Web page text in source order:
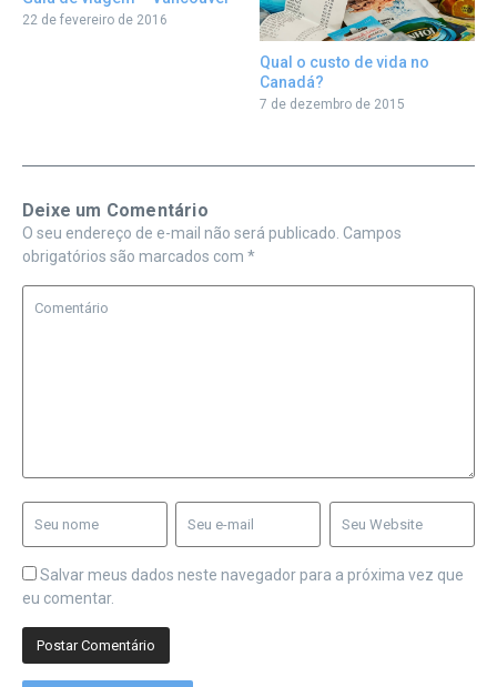
22 de fevereiro de 2016
Qual o custo de vida no
Canadá?
7 de dezembro de 2015
Deixe um Comentário
O seu endereço de e-mail não será publicado. Campos
obrigatórios são marcados com *
Salvar meus dados neste navegador para a próxima vez que
eu comentar.